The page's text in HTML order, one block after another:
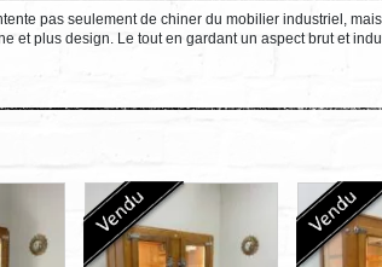
pas seulement de chiner du mobilier industriel,
et plus design. Le tout en gardant un aspect brut et